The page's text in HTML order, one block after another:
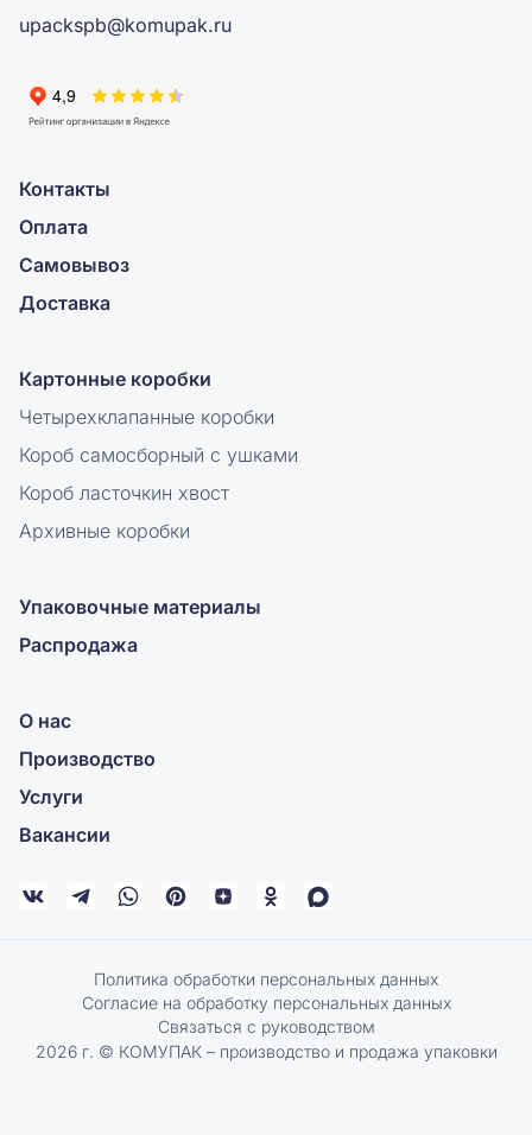
upackspb@komupak.ru
Контакты
Оплата
Самовывоз
Доставка
Картонные коробки
Четырехклапанные коробки
Короб самосборный с ушками
Короб ласточкин хвост
Архивные коробки
Упаковочные материалы
Распродажа
О нас
Производство
Услуги
Вакансии
Политика обработки персональных данных
Согласие на обработку персональных данных
Связаться с руководством
2026 г. © КОМУПАК – производство и продажа упаковки